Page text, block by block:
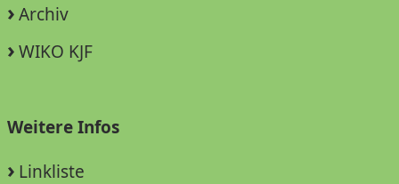
Archiv
WIKO KJF
Weitere Infos
Linkliste